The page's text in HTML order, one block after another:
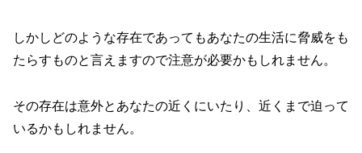
しかしどのような存在であってもあなたの生活に脅威をも
たらすものと言えますので注意が必要かもしれません。
その存在は意外とあなたの近くにいたり、近くまで迫って
いるかもしれません。